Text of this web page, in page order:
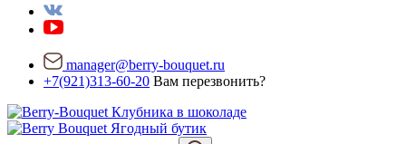
manager@berry-bouquet.ru
+7(921)313-60-20 Вам перезвонить?
Ягодный бутик